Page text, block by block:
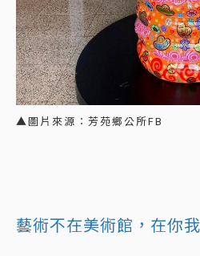
▲圖片來源：芳苑鄉公所FB
藝術不在美術館，在你